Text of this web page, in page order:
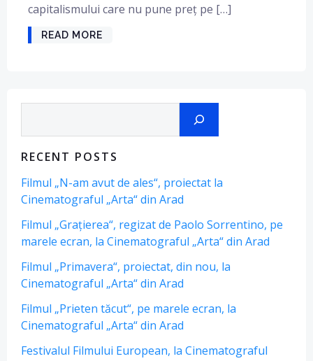
capitalismului care nu pune preț pe […]
READ MORE
RECENT POSTS
Filmul „N-am avut de ales“, proiectat la
Cinematograful „Arta“ din Arad
Filmul „Grațierea“, regizat de Paolo Sorrentino, pe
marele ecran, la Cinematograful „Arta“ din Arad
Filmul „Primavera“, proiectat, din nou, la
Cinematograful „Arta“ din Arad
Filmul „Prieten tăcut“, pe marele ecran, la
Cinematograful „Arta“ din Arad
Festivalul Filmului European, la Cinematograful